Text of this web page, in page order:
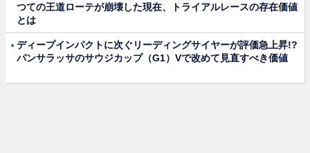
つての王道ローテが崩壊した現在、トライアルレースの存在価値
とは
ディープインパクトに次ぐリーディングサイヤーが評価急上昇!?
パンサラッサのサウジカップ（G1）Vで改めて見直すべき価値